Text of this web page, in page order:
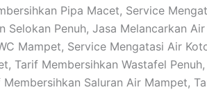
Pipa Macet, Service
Selokan Penuh, Jasa Melancarkan
Mampet, Service Mengatasi Air
Tarif Membersihkan Wastafel
Membersihkan Saluran Air Mampet,